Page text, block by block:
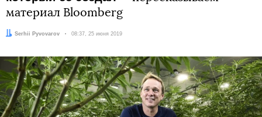
материал Bloomberg
Автор:
Serhii Pyvovarov Дата:
08:37, 25 июня 2019